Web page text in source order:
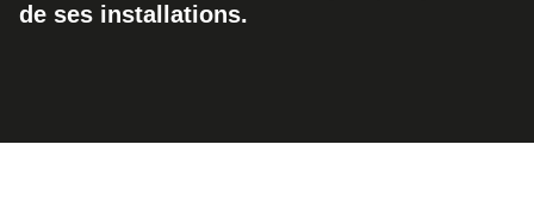
de ses installations.